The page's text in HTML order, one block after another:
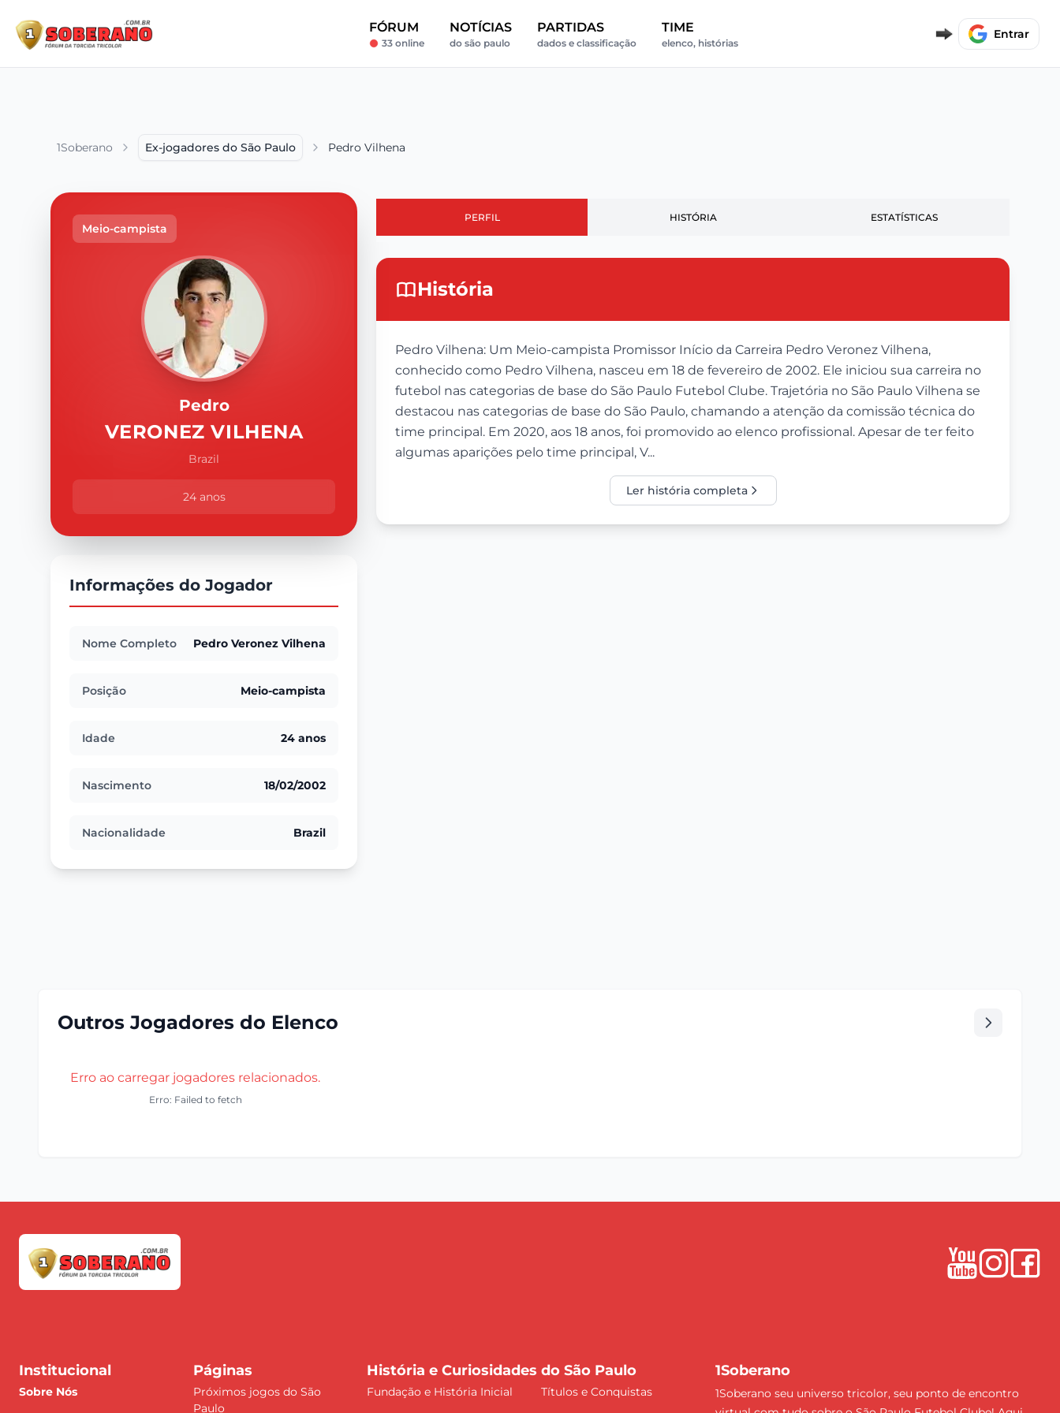
FÓRUM
33 online
NOTÍCIAS
do são paulo
PARTIDAS
dados e classificação
TIME
elenco, histórias
Entrar
1Soberano Ex-jogadores do São Paulo Pedro Vilhena
Meio-campista
Pedro
VERONEZ VILHENA
Brazil
24 anos
Informações do Jogador
Nome Completo Pedro Veronez Vilhena
Posição Meio-campista
Idade 24 anos
Nascimento 18/02/2002
Nacionalidade Brazil
PERFIL HISTÓRIA ESTATÍSTICAS
História
Pedro Vilhena: Um Meio-campista Promissor Início da Carreira Pedro Veronez Vilhena,
conhecido como Pedro Vilhena, nasceu em 18 de fevereiro de 2002. Ele iniciou sua carreira no
futebol nas categorias de base do São Paulo Futebol Clube. Trajetória no São Paulo Vilhena se
destacou nas categorias de base do São Paulo, chamando a atenção da comissão técnica do
time principal. Em 2020, aos 18 anos, foi promovido ao elenco profissional. Apesar de ter feito
algumas aparições pelo time principal, V...
Ler história completa
Outros Jogadores do Elenco
Erro ao carregar jogadores relacionados.
Erro: Failed to fetch
Institucional
Sobre Nós
Páginas
Próximos jogos do São
Paulo
História e Curiosidades do São Paulo
Fundação e História Inicial
Títulos e Conquistas
1Soberano
1Soberano seu universo tricolor, seu ponto de encontro